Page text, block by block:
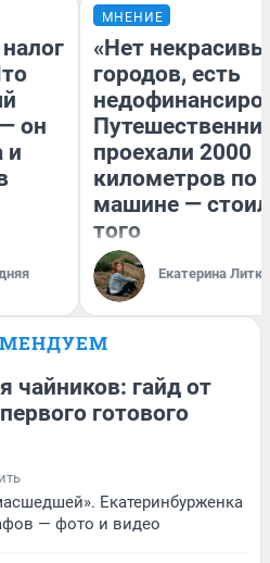
он
и
МНЕНИЕ
«Нет
городов, есть
проехали 2000
километров по
машине —
того
Екатерина
чайников: гайд от
готового
Екатеринбурженка
— фото и видео